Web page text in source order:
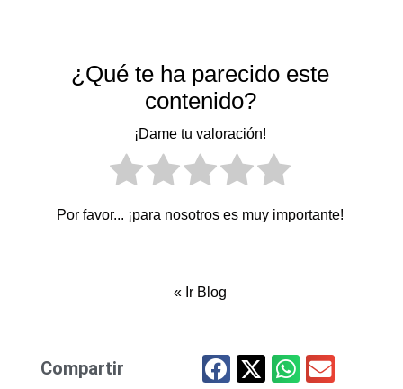
¿Qué te ha parecido este
contenido?
¡Dame tu valoración!
Por favor... ¡para nosotros es muy importante!
« Ir Blog
Compartir